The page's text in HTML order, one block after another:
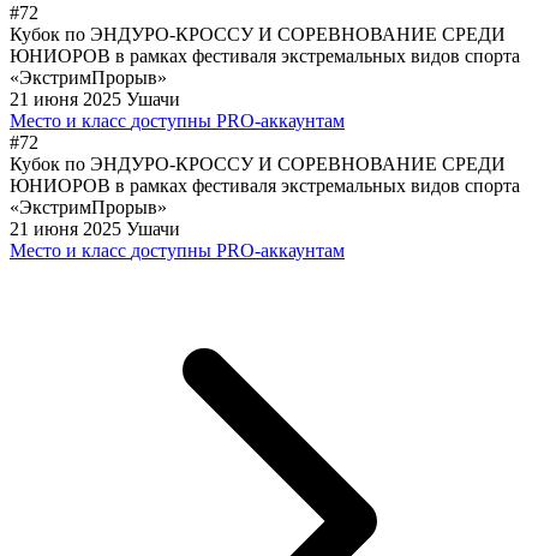
#72
Кубок по ЭНДУРО-КРОССУ И СОРЕВНОВАНИЕ СРЕДИ
ЮНИОРОВ в рамках фестиваля экстремальных видов спорта
«ЭкстримПрорыв»
21 июня 2025 Ушачи
Место и класс доступны PRO-аккаунтам
#72
Кубок по ЭНДУРО-КРОССУ И СОРЕВНОВАНИЕ СРЕДИ
ЮНИОРОВ в рамках фестиваля экстремальных видов спорта
«ЭкстримПрорыв»
21 июня 2025 Ушачи
Место и класс доступны PRO-аккаунтам